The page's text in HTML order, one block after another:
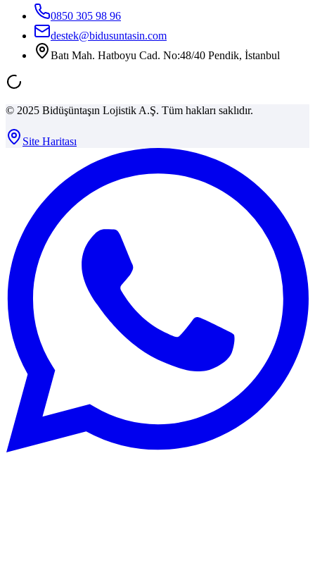
0850 305 98 96
destek@bidusuntasin.com
Batı Mah. Hatboyu Cad. No:48/40 Pendik, İstanbul
© 2025 Bidüşüntaşın Lojistik A.Ş. Tüm hakları saklıdır.
Site Haritası